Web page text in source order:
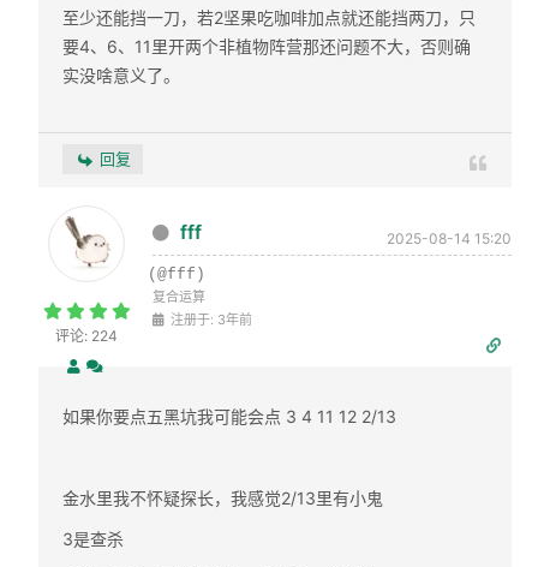
至少还能挡一刀，若2坚果吃咖啡加点就还能挡两刀，只
要4、6、11里开两个非植物阵营那还问题不大，否则确
实没啥意义了。
回复
评论: 224
fff
2025-08-14 15:20
(@fff)
复合运算
注册于: 3年前
如果你要点五黑坑我可能会点 3 4 11 12 2/13
金水里我不怀疑探长，我感觉2/13里有小鬼
3是查杀